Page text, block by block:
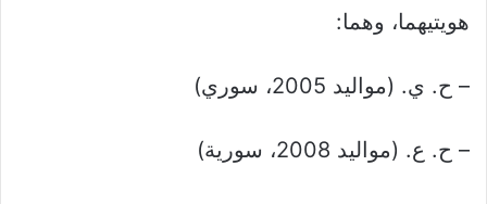
هويتيهما، وهما:
– ح. ي. (مواليد 2005، سوري)
– ح. ع. (مواليد 2008، سورية)